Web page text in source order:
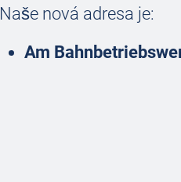
Naše nová adresa je:
Am